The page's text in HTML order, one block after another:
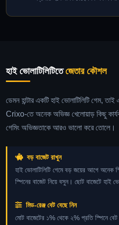
হাই ভোলাটিলিটিতেজেতার কৌশল
ডেমন হান্টার একটি হাই ভোলাটিলিটি গেম,
Crixo-তে অনেক অভিজ্ঞ খেলোয়াড় কিছু
গেমিং অভিজ্ঞতাকে আরও ভালো করে তোলে।
বড় বাজেট রাখুন
হাই ভোলাটিলিটি গেমে বড় জয়ের আগে অনেক
স্পিনের বাজেট নিয়ে বসুন। ছোট বাজেটে হাই
মিড-রেঞ্জ বেট বেছে নিন
মোট বাজেটের ১% থেকে ২% প্রতি স্পিনে